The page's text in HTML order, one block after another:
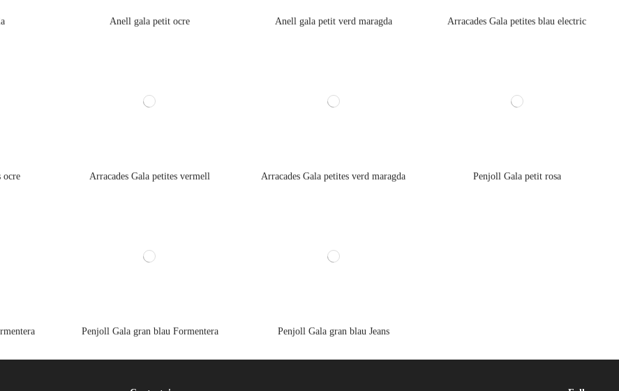
Anell gala petit ocre Anell gala petit verd maragda Arracades Gala petites blau electric
ocre Arracades Gala petites vermell Arracades Gala petites verd maragda Penjoll Gala petit rosa
Penjoll Gala gran blau Formentera Penjoll Gala gran blau Jeans